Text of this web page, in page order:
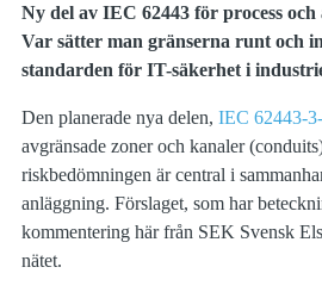
Ny del av IEC 62443 för process
Var sätter man gränserna runt och
standarden för IT-säkerhet i
Den planerade nya delen, IEC 62443-
avgränsade zoner och kanaler
riskbedömningen är central i
anläggning. Förslaget, som har
kommentering här från SEK Svensk
nätet.